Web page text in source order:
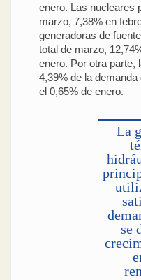
enero. Las nucleares
marzo, 7,38% en
generadoras de
total de marzo,
enero. Por otra parte,
4,39% de la
el 0,65% de enero.
La
se